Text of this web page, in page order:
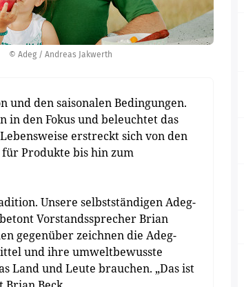
© Adeg / Andreas Jakwerth
und den saisonalen Bedingungen.
in den Fokus und beleuchtet das
erstreckt sich von den
Produkte bis hin zum
Unsere selbstständigen Adeg-
Vorstandssprecher Brian
gegenüber zeichnen die Adeg-
und ihre umweltbewusste
Land und Leute brauchen. „Das ist